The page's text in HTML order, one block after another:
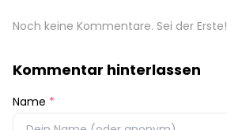
Noch keine Kommentare. Sei der Erste!
Kommentar hinterlassen
Name *